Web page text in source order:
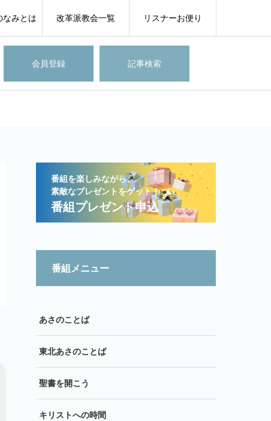
会員登録 記事検索
なみとは 改革派教会一覧 リスナーお便り
番組を楽しみながら、
素敵なプレゼントをゲット！
番組プレゼント申込
番組メニュー
あさのことば
東北あさのことば
聖書を開こう
キリストへの時間